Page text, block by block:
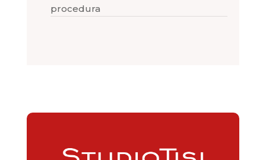
procedura